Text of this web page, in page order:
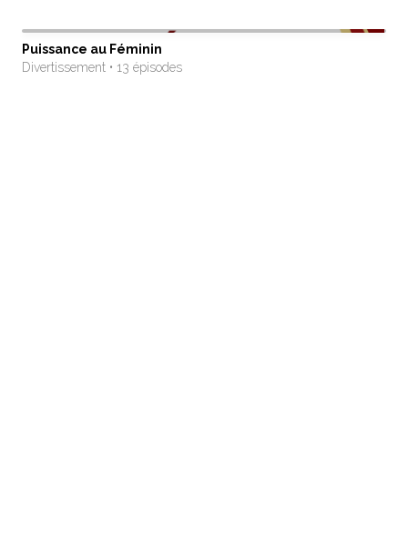
Puissance au Féminin
Divertissement • 13 épisodes